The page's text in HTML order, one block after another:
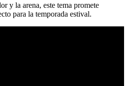
y la arena, este tema promete
para la temporada estival.